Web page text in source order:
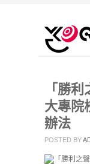
「勝
大專院
辦法
POSTED BY